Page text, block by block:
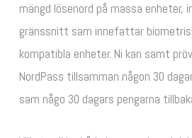
mängd lösenord på massa
gränssnitt sam innefattar
kompatibla enheter. Ni kan samt
NordPass tillsamman någon 30
sam någo 30 dagars pengarna